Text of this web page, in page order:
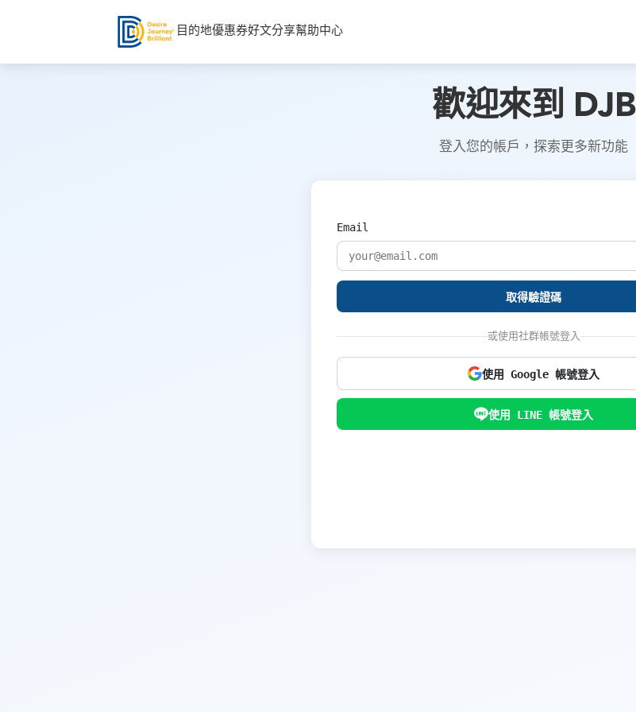
目的地優惠券好文分享幫助中心
歡迎來到 DJB
登入您的帳戶，探索更多新功能
Email
取得驗證碼
或使用社群帳號登入
使用 Google 帳號登入
使用 LINE 帳號登入